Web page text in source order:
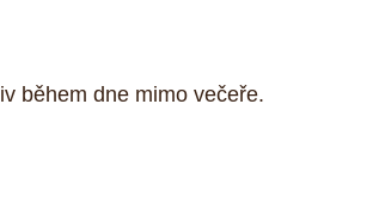
během dne mimo večeře.